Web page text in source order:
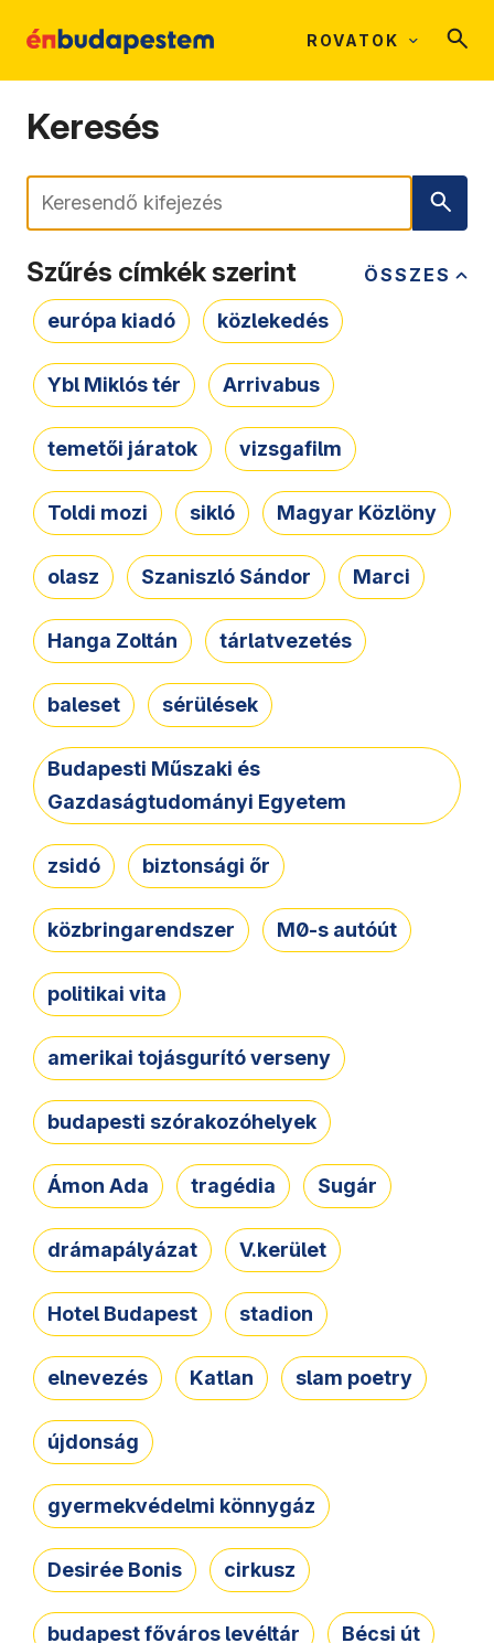
ROVATOK
Keresés
Keresés
ÖSSZES
Szűrés címkék szerint
európa kiadó közlekedés
Ybl Miklós tér Arrivabus
temetői járatok vizsgafilm
Toldi mozi sikló Magyar Közlöny
olasz Szaniszló Sándor Marci
Hanga Zoltán tárlatvezetés
baleset sérülések
Budapesti Műszaki és
Gazdaságtudományi Egyetem
zsidó biztonsági őr
közbringarendszer M0-s autóút
politikai vita
amerikai tojásgurító verseny
budapesti szórakozóhelyek
Ámon Ada tragédia Sugár
drámapályázat V.kerület
Hotel Budapest stadion
elnevezés Katlan slam poetry
újdonság
gyermekvédelmi könnygáz
Desirée Bonis cirkusz
budapest főváros levéltár Bécsi út